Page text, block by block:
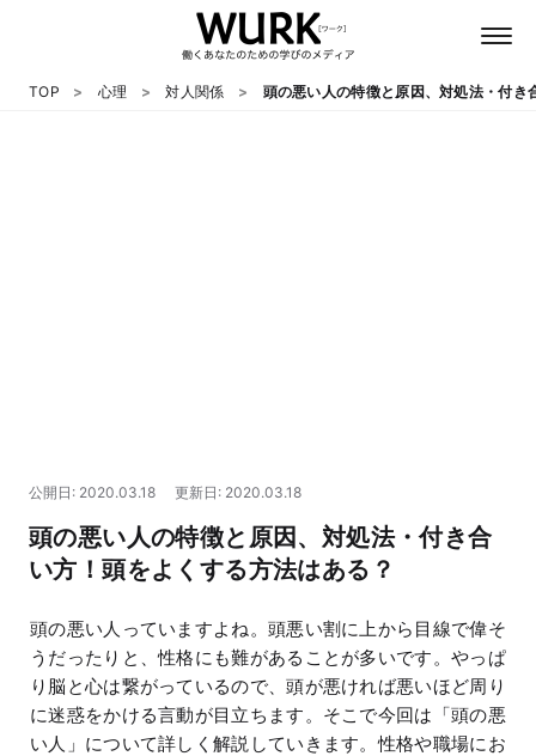
マネー
TOP 心理 対人関係 頭の悪い人の特徴と原因、対処法・付
公開日: 2020.03.18 更新日: 2020.03.18
頭の悪い人の特徴と原因、対処法・付き合
い方！頭をよくする方法はある？
頭の悪い人っていますよね。頭悪い割に上から目線で偉そ
うだったりと、性格にも難があることが多いです。やっぱ
り脳と心は繋がっているので、頭が悪ければ悪いほど周り
に迷惑をかける言動が目立ちます。そこで今回は「頭の悪
い人」について詳しく解説していきます。性格や職場にお